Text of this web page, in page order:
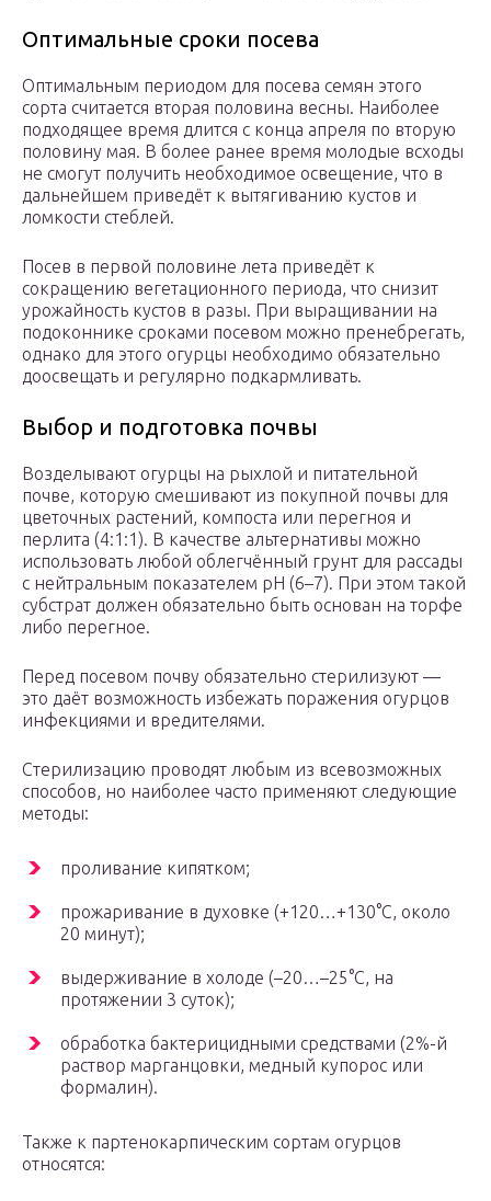
Оптимальные сроки посева
Оптимальным периодом для посева семян этого
сорта считается вторая половина весны. Наиболее
подходящее время длится с конца апреля по вторую
половину мая. В более ранее время молодые всходы
не смогут получить необходимое освещение, что в
дальнейшем приведёт к вытягиванию кустов и
ломкости стеблей.
Посев в первой половине лета приведёт к
сокращению вегетационного периода, что снизит
урожайность кустов в разы. При выращивании на
подоконнике сроками посевом можно пренебрегать,
однако для этого огурцы необходимо обязательно
доосвещать и регулярно подкармливать.
Выбор и подготовка почвы
Возделывают огурцы на рыхлой и питательной
почве, которую смешивают из покупной почвы для
цветочных растений, компоста или перегноя и
перлита (4:1:1). В качестве альтернативы можно
использовать любой облегчённый грунт для рассады
с нейтральным показателем рН (6–7). При этом такой
субстрат должен обязательно быть основан на торфе
либо перегное.
Перед посевом почву обязательно стерилизуют —
это даёт возможность избежать поражения огурцов
инфекциями и вредителями.
Стерилизацию проводят любым из всевозможных
способов, но наиболее часто применяют следующие
методы:
проливание кипятком;
прожаривание в духовке (+120…+130°С, около
20 минут);
выдерживание в холоде (–20…–25°С, на
протяжении 3 суток);
обработка бактерицидными средствами (2%-й
раствор марганцовки, медный купорос или
формалин).
Также к партенокарпическим сортам огурцов
относятся: